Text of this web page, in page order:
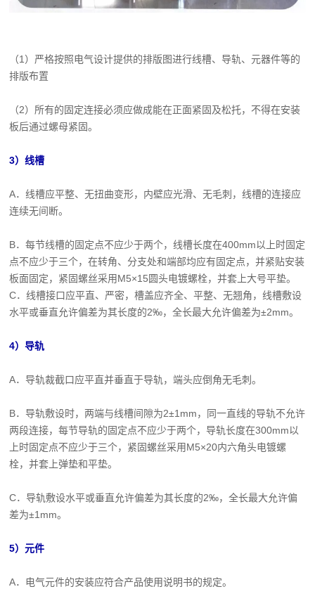
（1）严格按照电气设计提供的排版图进行线槽、导轨、元器件等的
排版布置
（2）所有的固定连接必须应做成能在正面紧固及松托，不得在安装
板后通过螺母紧固。
3）线槽
A．线槽应平整、无扭曲变形，内壁应光滑、无毛刺，线槽的连接应
连续无间断。
B．每节线槽的固定点不应少于两个，线槽长度在400mm以上时固定
点不应少于三个，在转角、分支处和端部均应有固定点，并紧贴安装
板面固定，紧固螺丝采用M5×15圆头电镀螺栓，并套上大号平垫。
C．线槽接口应平直、严密，槽盖应齐全、平整、无翘角，线槽敷设
水平或垂直允许偏差为其长度的2‰，全长最大允许偏差为±2mm。
4）导轨
A．导轨裁截口应平直并垂直于导轨，端头应倒角无毛刺。
B．导轨敷设时，两端与线槽间隙为2±1mm，同一直线的导轨不允许
两段连接，每节导轨的固定点不应少于两个，导轨长度在300mm以
上时固定点不应少于三个，紧固螺丝采用M5×20内六角头电镀螺
栓，并套上弹垫和平垫。
C．导轨敷设水平或垂直允许偏差为其长度的2‰，全长最大允许偏
差为±1mm。
5）元件
A．电气元件的安装应符合产品使用说明书的规定。